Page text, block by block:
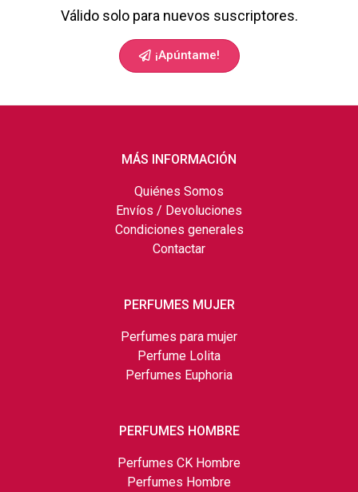
Válido solo para nuevos suscriptores.
¡Apúntame!
MÁS INFORMACIÓN
Quiénes Somos
Envíos / Devoluciones
Condiciones generales
Contactar
PERFUMES MUJER
Perfumes para mujer
Perfume Lolita
Perfumes Euphoria
PERFUMES HOMBRE
Perfumes CK Hombre
Perfumes Hombre